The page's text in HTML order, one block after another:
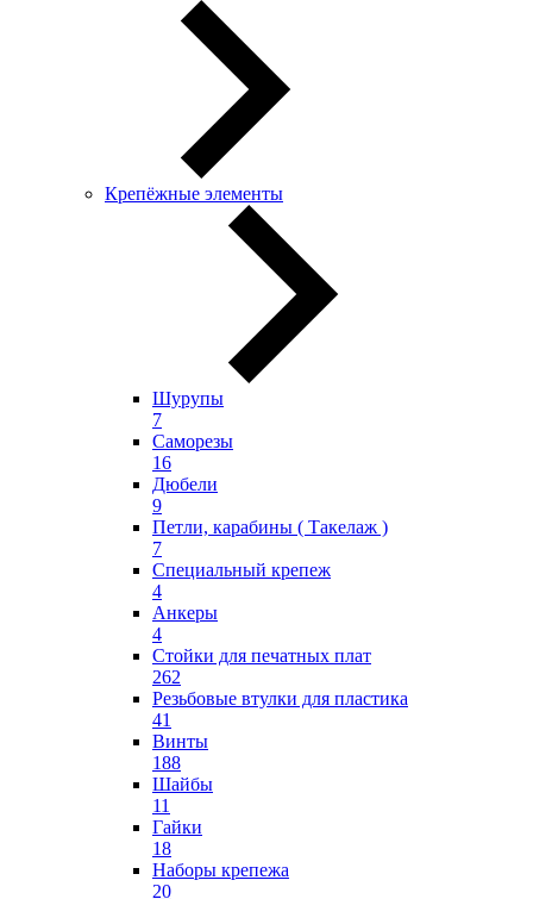
Крепёжные элементы
Шурупы
7
Саморезы
16
Дюбели
9
Петли, карабины ( Такелаж )
7
Специальный крепеж
4
Анкеры
4
Стойки для печатных плат
262
Резьбовые втулки для пластика
41
Винты
188
Шайбы
11
Гайки
18
Наборы крепежа
20